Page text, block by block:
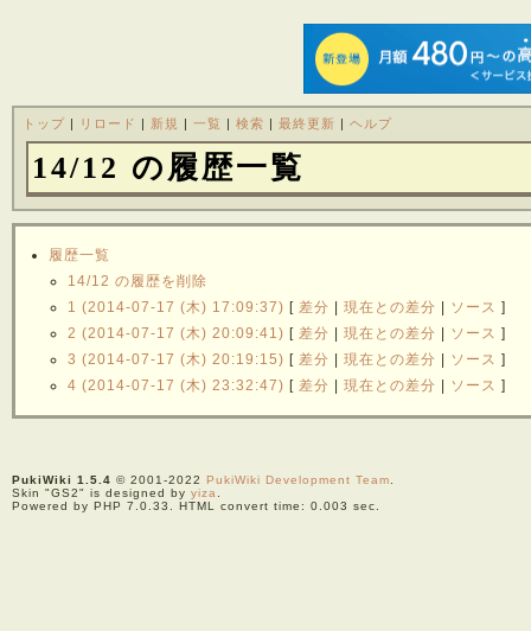
トップ リロード 新規 一覧 検索 最終更新 ヘルプ
14/12 の履歴一覧
履歴一覧
14/12 の履歴を削除
1 (2014-07-17 (木) 17:09:37) [ 差分 現在との差分 ソース ]
2 (2014-07-17 (木) 20:09:41) [ 差分 現在との差分 ソース ]
3 (2014-07-17 (木) 20:19:15) [ 差分 現在との差分 ソース ]
4 (2014-07-17 (木) 23:32:47) [ 差分 現在との差分 ソース ]
PukiWiki 1.5.4 © 2001-2022 PukiWiki Development Team.
Skin "GS2" is designed by yiza.
Powered by PHP 7.0.33. HTML convert time: 0.003 sec.